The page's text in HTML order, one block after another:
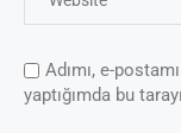
Adımı, e-
yaptığımda bu